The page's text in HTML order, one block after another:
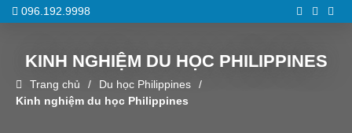
096.192.9998
KINH NGHIỆM DU HỌC PHILIPPINES
Trang chủ
Du học Philippines
Kinh nghiệm du học Philippines